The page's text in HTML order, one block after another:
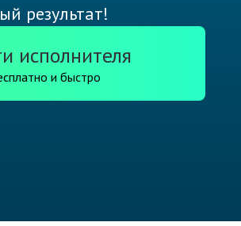
результат!
исполнителя
и быстро